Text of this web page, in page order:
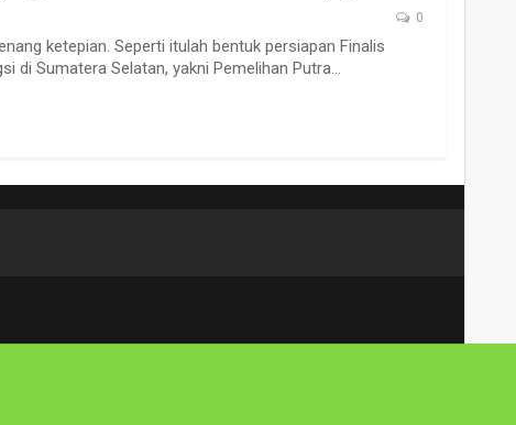
0
ketepian. Seperti itulah bentuk persiapan Finalis
di Sumatera Selatan, yakni Pemelihan Putra…